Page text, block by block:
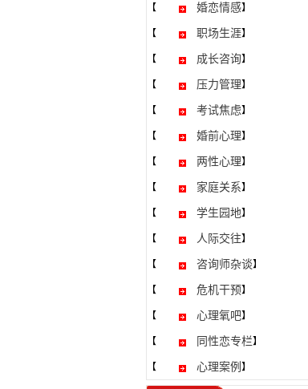
【 婚恋情感】
【 职场生涯】
【 成长咨询】
【 压力管理】
【 考试焦虑】
【 婚前心理】
【 两性心理】
【 家庭关系】
【 学生园地】
【 人际交往】
【 咨询师杂谈】
【 危机干预】
【 心理氧吧】
【 同性恋专栏】
【 心理案例 】